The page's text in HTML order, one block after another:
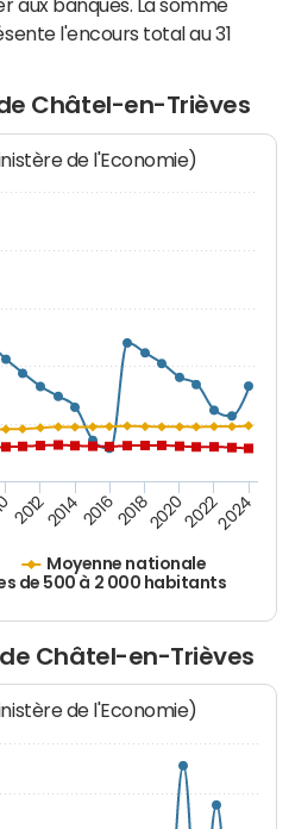
aux banques. La somme
l'encours total au 31
Châtel-en-Trièves
de l'Economie)
Moyenne nationale
de 500 à 2 000 habitants
2012201420162018202020222024
Châtel-en-Trièves
de l'Economie)